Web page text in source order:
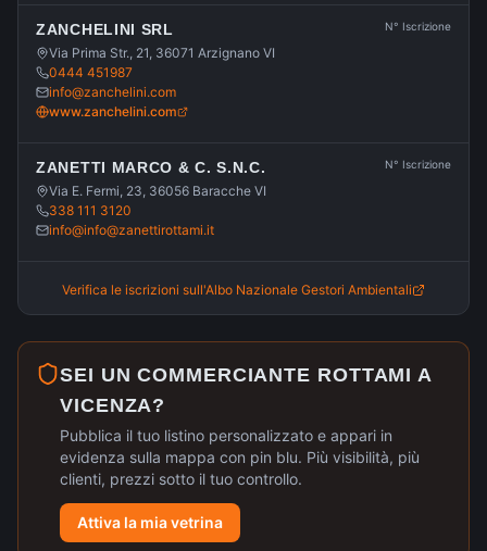
ZANCHELINI SRL
Via Prima Str., 21, 36071 Arzignano VI
0444 451987
info@zanchelini.com
www.zanchelini.com
N° Iscrizione
ZANETTI MARCO & C. S.N.C.
Via E. Fermi, 23, 36056 Baracche VI
338 111 3120
info@info@zanettirottami.it
N° Iscrizione
Verifica le iscrizioni sull'Albo Nazionale Gestori Ambientali
SEI UN COMMERCIANTE ROTTAMI A
VICENZA?
Pubblica il tuo listino personalizzato e appari in
evidenza sulla mappa con pin blu. Più visibilità, più
clienti, prezzi sotto il tuo controllo.
Attiva la mia vetrina